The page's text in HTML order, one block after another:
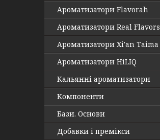
Ароматизатори Flavorah
Ароматизатори Real Flavors
Ароматизатори Xi'an Taima
Ароматизатори HiLIQ
Кальянні ароматизатори
Компоненти
Бази. Основи
Добавки і премікси